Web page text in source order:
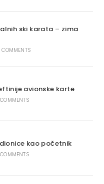
ski karata – zima
COMMENTS
avionske karte
kao početnik